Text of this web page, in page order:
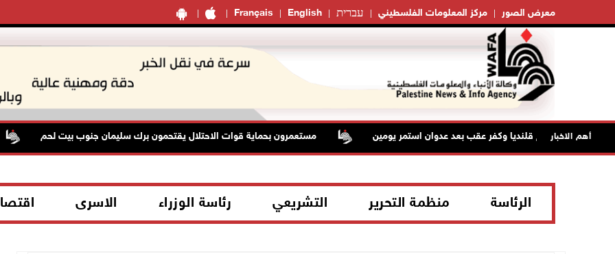
Français English עברית مركز المعلومات الفلسطيني معرض الصور
أهم الاخبار
من مخيم قلنديا وكفر عقب بعد عدوان استمر يومين مستعمرون بحماية قوات الاحتلال يقتحمون برك سليمان جنوب بيت لحم
الرئاسة منظمة التحرير التشريعي رئاسة الوزراء الاسرى